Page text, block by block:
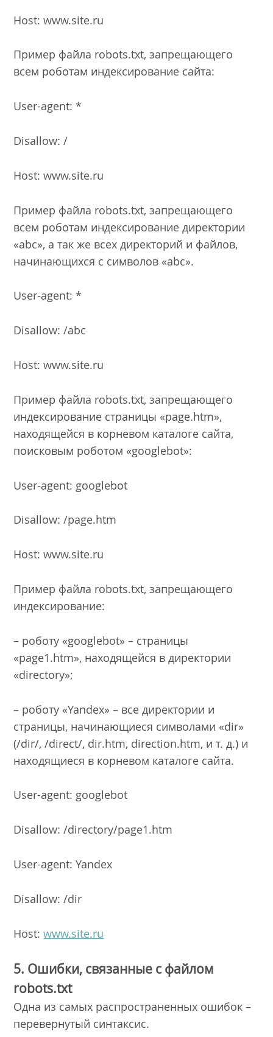
Host: www.site.ru
Пример файла robots.txt, запрещающего
всем роботам индексирование сайта:
User-agent: *
Disallow: /
Host: www.site.ru
Пример файла robots.txt, запрещающего
всем роботам индексирование директории
«abc», а так же всех директорий и файлов,
начинающихся с символов «abc».
User-agent: *
Disallow: /abc
Host: www.site.ru
Пример файла robots.txt, запрещающего
индексирование страницы «page.htm»,
находящейся в корневом каталоге сайта,
поисковым роботом «googlebot»:
User-agent: googlebot
Disallow: /page.htm
Host: www.site.ru
Пример файла robots.txt, запрещающего
индексирование:
– роботу «googlebot» – страницы
«page1.htm», находящейся в директории
«directory»;
– роботу «Yandex» – все директории и
страницы, начинающиеся символами «dir»
(/dir/, /direct/, dir.htm, direction.htm, и т. д.) и
находящиеся в корневом каталоге сайта.
User-agent: googlebot
Disallow: /directory/page1.htm
User-agent: Yandex
Disallow: /dir
Host:www.site.ru
5. Ошибки, связанные с файлом
robots.txt
Одна из самых распространенных ошибок –
перевернутый синтаксис.